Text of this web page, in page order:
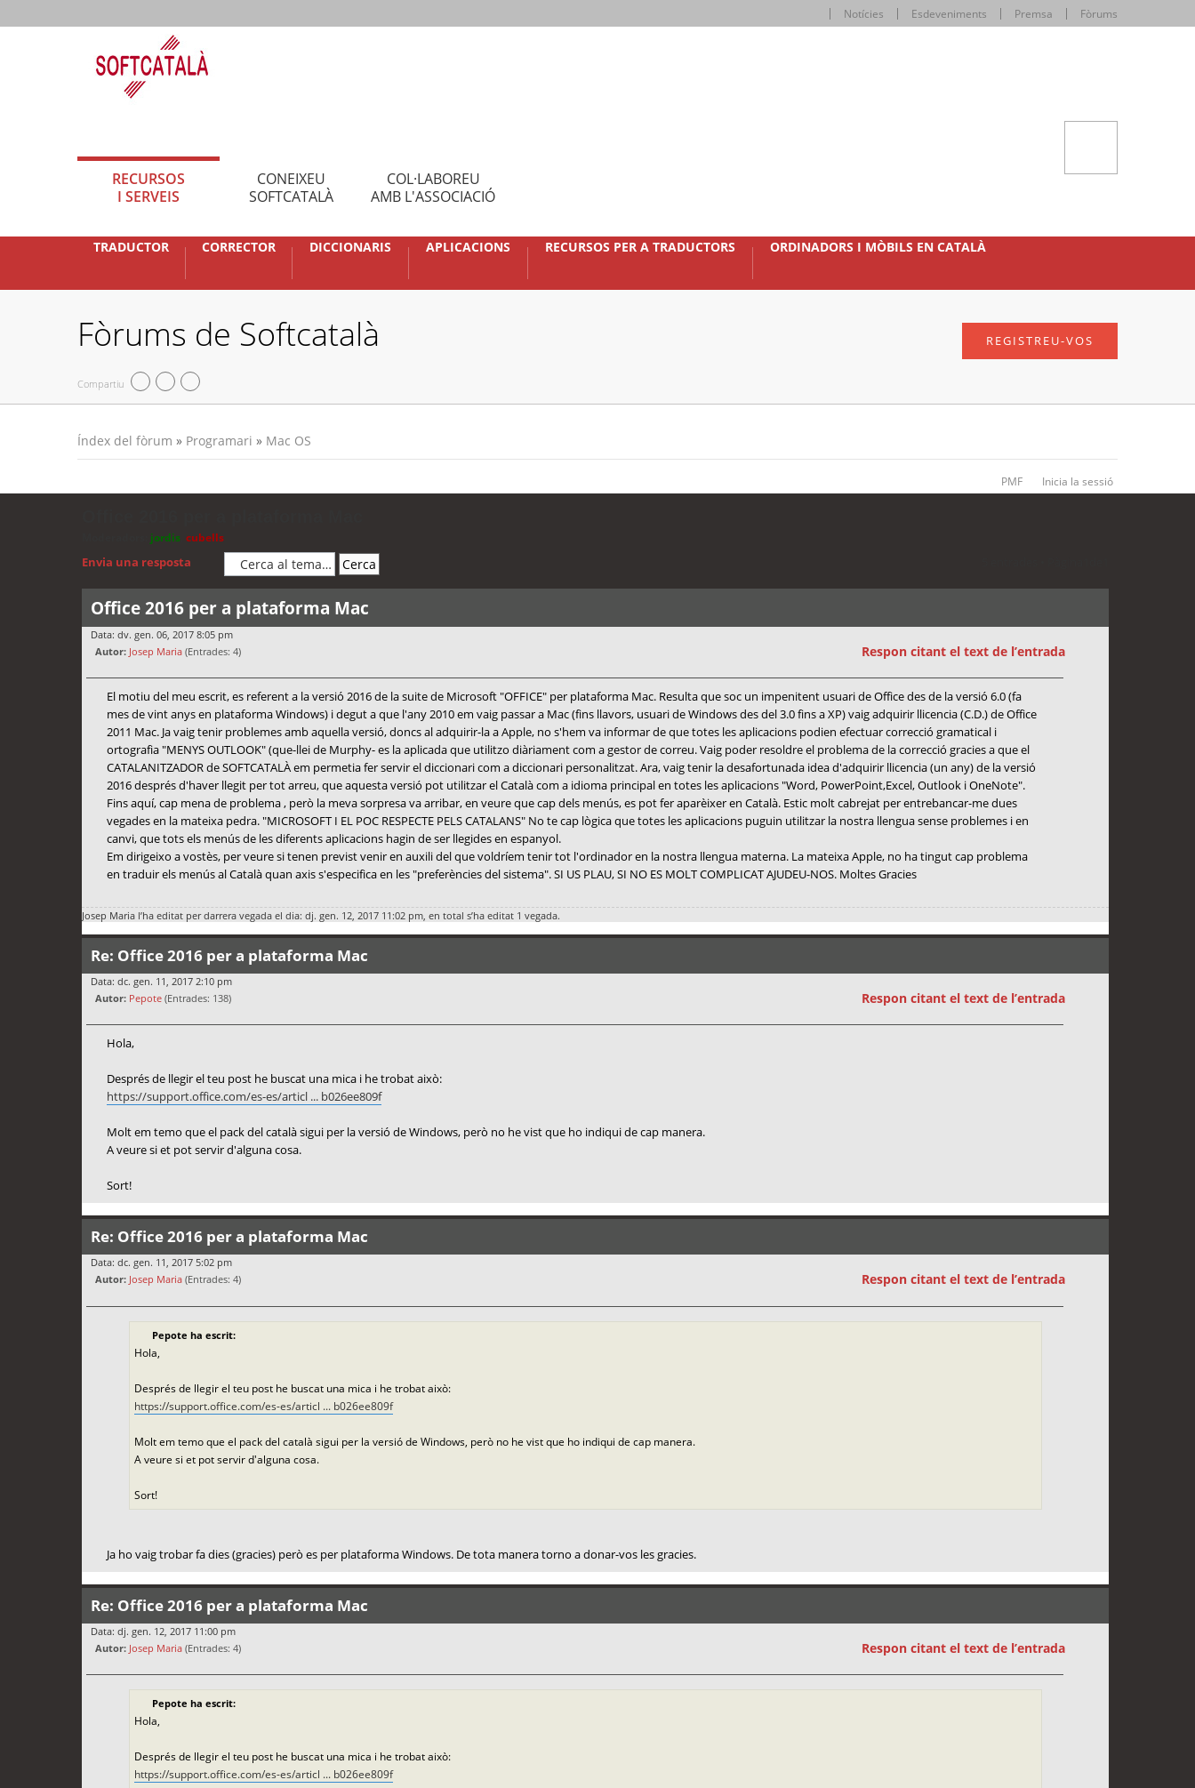
Notícies Esdeveniments Premsa Fòrums
RECURSOS
I SERVEIS
CONEIXEU
SOFTCATALÀ
COL·LABOREU
AMB L'ASSOCIACIÓ
TRADUCTOR CORRECTOR DICCIONARIS APLICACIONS RECURSOS PER A TRADUCTORS ORDINADORS I MÒBILS EN CATALÀ
Fòrums de Softcatalà
Compartiu
REGISTREU-VOS
Índex del fòrum » Programari » Mac OS
PMF Inicia la sessió
jordis cubells
Envia una resposta
Office 2016 per a plataforma Mac
Data: dv. gen. 06, 2017 8:05 pm
Autor: Josep Maria (Entrades: 4) Respon citant el text de l’entrada
El motiu del meu escrit, es referent a la versió 2016 de la suite de Microsoft "OFFICE" per plataforma Mac. Resulta que soc un impenitent usuari de Office des de la versió 6.0 (fa
mes de vint anys en plataforma Windows) i degut a que l'any 2010 em vaig passar a Mac (fins llavors, usuari de Windows des del 3.0 fins a XP) vaig adquirir llicencia (C.D.) de Office
2011 Mac. Ja vaig tenir problemes amb aquella versió, doncs al adquirir-la a Apple, no s'hem va informar de que totes les aplicacions podien efectuar correcció gramatical i
ortografia "MENYS OUTLOOK" (que-llei de Murphy- es la aplicada que utilitzo diàriament com a gestor de correu. Vaig poder resoldre el problema de la correcció gracies a que el
CATALANITZADOR de SOFTCATALÀ em permetia fer servir el diccionari com a diccionari personalitzat. Ara, vaig tenir la desafortunada idea d'adquirir llicencia (un any) de la versió
2016 després d'haver llegit per tot arreu, que aquesta versió pot utilitzar el Català com a idioma principal en totes les aplicacions "Word, PowerPoint,Excel, Outlook i OneNote".
Fins aquí, cap mena de problema , però la meva sorpresa va arribar, en veure que cap dels menús, es pot fer aparèixer en Català. Estic molt cabrejat per entrebancar-me dues
vegades en la mateixa pedra. "MICROSOFT I EL POC RESPECTE PELS CATALANS" No te cap lògica que totes les aplicacions puguin utilitzar la nostra llengua sense problemes i en
canvi, que tots els menús de les diferents aplicacions hagin de ser llegides en espanyol.
Em dirigeixo a vostès, per veure si tenen previst venir en auxili del que voldríem tenir tot l'ordinador en la nostra llengua materna. La mateixa Apple, no ha tingut cap problema
en traduir els menús al Català quan axis s'especifica en les "preferències del sistema". SI US PLAU, SI NO ES MOLT COMPLICAT AJUDEU-NOS. Moltes Gracies
Josep Maria l’ha editat per darrera vegada el dia: dj. gen. 12, 2017 11:02 pm, en total s’ha editat 1 vegada.
Re: Office 2016 per a plataforma Mac
Data: dc. gen. 11, 2017 2:10 pm
Autor: Pepote (Entrades: 138) Respon citant el text de l’entrada
Hola,
Després de llegir el teu post he buscat una mica i he trobat això:
https://support.office.com/es-es/articl ... b026ee809f
Molt em temo que el pack del català sigui per la versió de Windows, però no he vist que ho indiqui de cap manera.
A veure si et pot servir d'alguna cosa.
Sort!
Re: Office 2016 per a plataforma Mac
Data: dc. gen. 11, 2017 5:02 pm
Autor: Josep Maria (Entrades: 4) Respon citant el text de l’entrada
Pepote ha escrit:
Hola,
Després de llegir el teu post he buscat una mica i he trobat això:
https://support.office.com/es-es/articl ... b026ee809f
Molt em temo que el pack del català sigui per la versió de Windows, però no he vist que ho indiqui de cap manera.
A veure si et pot servir d'alguna cosa.
Sort!
Ja ho vaig trobar fa dies (gracies) però es per plataforma Windows. De tota manera torno a donar-vos les gracies.
Re: Office 2016 per a plataforma Mac
Data: dj. gen. 12, 2017 11:00 pm
Autor: Josep Maria (Entrades: 4) Respon citant el text de l’entrada
Pepote ha escrit:
Hola,
Després de llegir el teu post he buscat una mica i he trobat això:
https://support.office.com/es-es/articl ... b026ee809f